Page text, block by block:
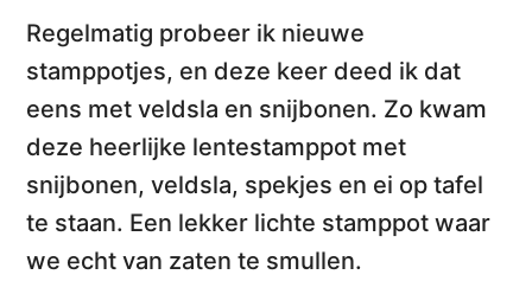
Regelmatig probeer ik nieuwe
stamppotjes, en deze keer deed ik dat
eens met veldsla en snijbonen. Zo kwam
deze heerlijke lentestamppot met
snijbonen, veldsla, spekjes en ei op tafel
te staan. Een lekker lichte stamppot waar
we echt van zaten te smullen.